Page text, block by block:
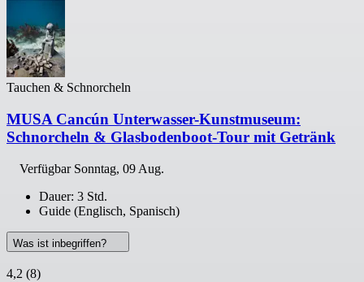
Tauchen & Schnorcheln
MUSA Cancún Unterwasser-Kunstmuseum:
Schnorcheln & Glasbodenboot-Tour mit Getränk
Verfügbar Sonntag, 09 Aug.
Dauer: 3 Std.
Guide (Englisch, Spanisch)
Was ist inbegriffen?
4,2 (8)